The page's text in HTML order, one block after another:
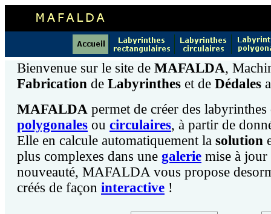
Bienvenue sur le site de MAFALDA,
Fabrication de Labyrinthes et de Dédales
MAFALDA permet de créer des
polygonales ou circulaires, à partir de
Elle en calcule automatiquement la solution
plus complexes dans une galerie mise à jour
nouveauté, MAFALDA vous propose
créés de façon interactive !